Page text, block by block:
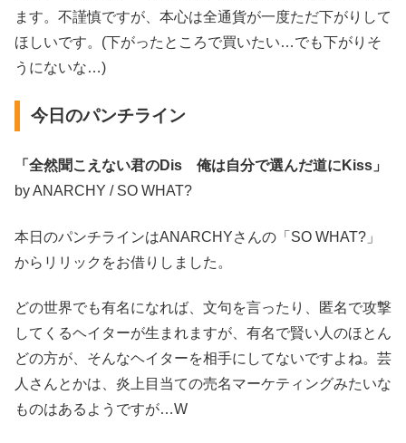
ます。不謹慎ですが、本心は全通貨が一度ただ下がりして
ほしいです。(下がったところで買いたい…でも下がりそ
うにないな…)
今日のパンチライン
「全然聞こえない君のDis 俺は自分で選んだ道にKiss」
by ANARCHY / SO WHAT?
本日のパンチラインはANARCHYさんの「SO WHAT?」
からリリックをお借りしました。
どの世界でも有名になれば、文句を言ったり、匿名で攻撃
してくるヘイターが生まれますが、有名で賢い人のほとん
どの方が、そんなヘイターを相手にしてないですよね。芸
人さんとかは、炎上目当ての売名マーケティングみたいな
ものはあるようですが…W